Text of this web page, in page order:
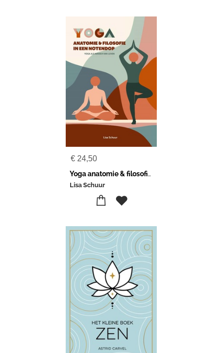
€ 24,50
Yoga anatomie & filosofie in een notendop
Lisa Schuur